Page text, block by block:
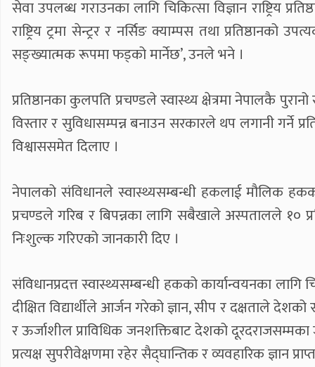
सेवा उपलब्ध गराउनका लागि चिकित्सा विज्ञान राष्ट्रिय
राष्ट्रिय ट्रमा सेन्ट्रर र नर्सिङ क्याम्पस तथा
सङ्ख्यात्मक रूपमा फड्को मार्नेछ’, उनले भने ।
प्रतिष्ठानका कुलपति प्रचण्डले स्वास्थ्य क्षेत्रमा नेपालकै
विस्तार र सुविधासम्पन्न बनाउन सरकारले थप लगानी
विश्वाससमेत दिलाए ।
नेपालको संविधानले स्वास्थ्यसम्बन्धी हकलाई मौलिक
प्रचण्डले गरिब र बिपन्नका लागि सबैखाले अस्पतालले १०
निःशुल्क गरिएको जानकारी दिए ।
संविधानप्रदत्त स्वास्थ्यसम्बन्धी हकको कार्यान्वयनका लागि
दीक्षित विद्यार्थीले आर्जन गरेको ज्ञान, सीप र दक्षताले देशको
र ऊर्जाशील प्राविधिक जनशक्तिबाट देशको दूरदराजसम्मका
प्रत्यक्ष सुपरीवेक्षणमा रहेर सैद्घान्तिक र व्यवहारिक ज्ञान